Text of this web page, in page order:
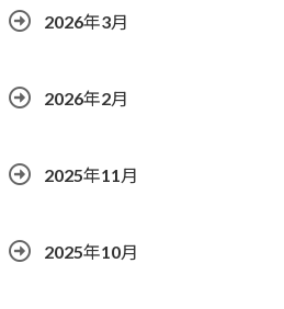
2026年3月
2026年2月
2025年11月
2025年10月